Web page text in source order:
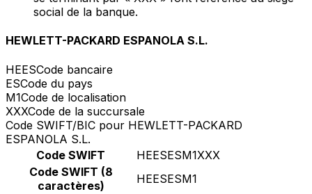
social de la banque.
HEWLETT-PACKARD ESPANOLA S.L.
HEESCode bancaire
ESCode du pays
M1Code de localisation
XXXCode de la succursale
Code SWIFT/BIC pour HEWLETT-PACKARD
ESPANOLA S.L.
Code SWIFT
HEESESM1XXX
Code SWIFT (8
caractères)
HEESESM1